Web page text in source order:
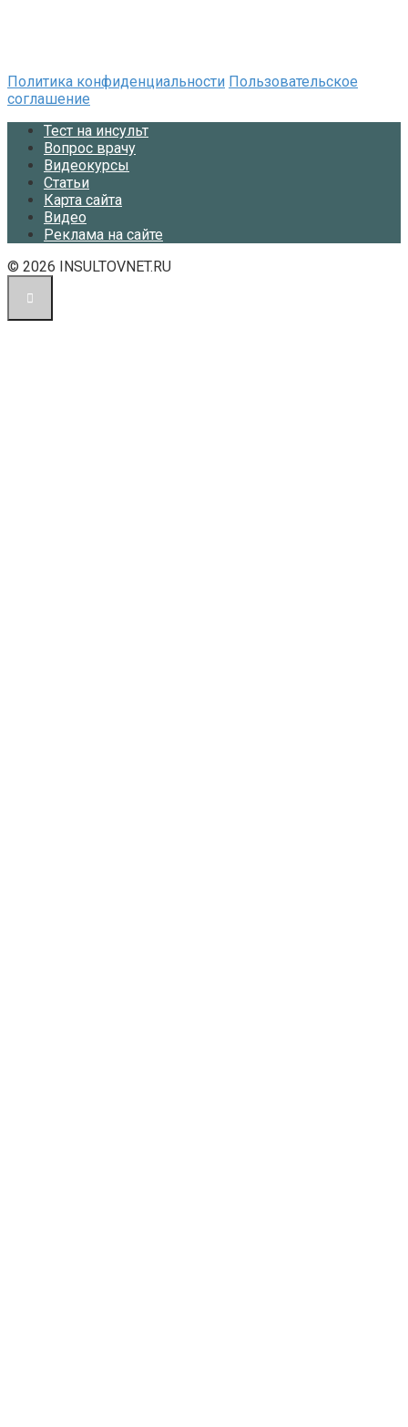
Политика конфиденциальности Пользовательское
соглашение
Тест на инсульт
Вопрос врачу
Видеокурсы
Статьи
Карта сайта
Видео
Реклама на сайте
© 2026 INSULTOVNET.RU